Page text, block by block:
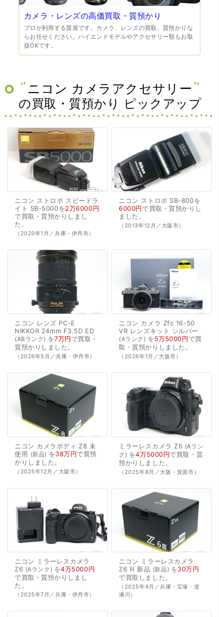
カメラ・レンズの高価買取・質預かり
プロが利用する質屋です。カメラ、レンズの買取、質預かりな
らお任せください。ハイエンドモデルやアクセサリー類もお取
扱OKです。
ニコン カメラアクセサリー
の買取・質預かり ピックアップ
ニコン ストロボ スピードラ
イト SB-5000を2万6000円
で買取・質預かり しまし
た。
（2020年1月／兵庫・伊丹市）
ニコン ストロボ SB-800を
6000円で買取・質預かり し
ました。
（2013年12月／大阪市）
ニコン レンズ PC-E
NIKKOR 24mm F3.5D ED
ABランク を7万円で買取・
質預かり しました。
（2026年5月／兵庫・伊丹市）
ニコン カメラ Zfc 16-50
VR レンズキット シルバー
Aランク を5万5000円で買
取・質預かり しました。
（2026年1月／大阪市）
ニコン カメラボディ Z8 未
使用
新品 を38万円で質預
かり しました。
（2025年12月／大阪市）
ミラーレスカメラ Z6
Aラン
ク
を4万5000円で買取・質
預かり しました。
（2025年8月／大阪・箕面市）
ニコン ミラーレスカメラ
Z6
Aランク を4万5000円
で買取・質預かり しまし
た。
（2025年7月／兵庫・伊丹市）
ニコン ミラーレスカメラ
Z6 III 新品 新品 を30万円
で買取 しました。
（2025年4月／兵庫・宝塚・逆
瀬川）